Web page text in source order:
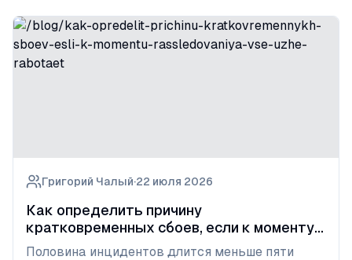
Григорий Чалый·22 июля 2026
Как определить причину
кратковременных сбоев, если к моменту
расследования всё уже работает
Половина инцидентов длится меньше пяти